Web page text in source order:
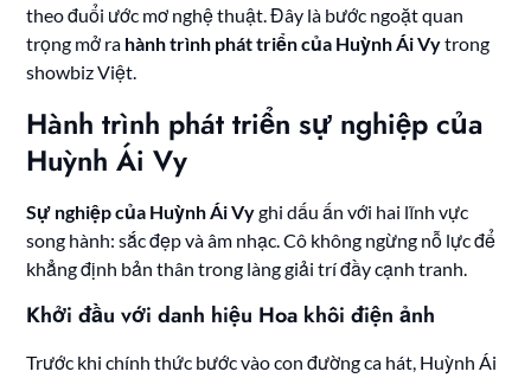
theo đuổi ước mơ nghệ thuật. Đây là bước ngoặt quan
trọng mở ra hành trình phát triển của Huỳnh Ái Vytrong
showbiz Việt.
Hành trình phát triển sự nghiệp của
Huỳnh Ái Vy
Sự nghiệp của Huỳnh Ái Vyghi dấu ấn với hai lĩnh vực
song hành: sắc đẹp và âm nhạc. Cô không ngừng nỗ lực để
khẳng định bản thân trong làng giải trí đầy cạnh tranh.
Khởi đầu với danh hiệu Hoa khôi điện ảnh
Trước khi chính thức bước vào con đường ca hát, Huỳnh Ái